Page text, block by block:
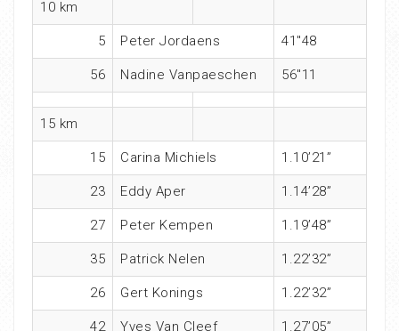
10 km
5 Peter Jordaens 41″48
56 Nadine Vanpaeschen 56″11
15 km
15 Carina Michiels 1.10’21”
23 Eddy Aper 1.14’28”
27 Peter Kempen 1.19’48”
35 Patrick Nelen 1.22’32”
26 Gert Konings 1.22’32”
42 Yves Van Cleef 1.27’05”